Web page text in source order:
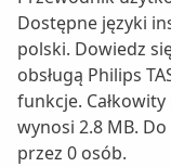
Dostępne języki
polski. Dowiedz
obsługą Philips
funkcje.
wynosi 2.8 MB.
przez 0 osób.